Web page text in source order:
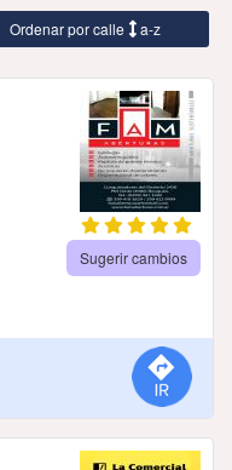
Ordenar por calle a-z
Sugerir cambios